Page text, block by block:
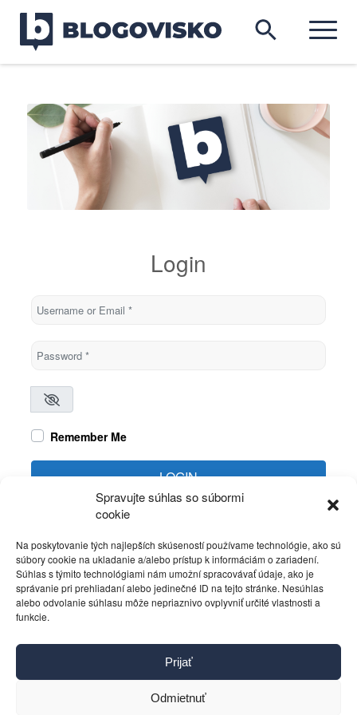
Spravujte súhlas so súbormi
cookie
Na poskytovanie tých najlepších skúseností používame technológie, ako sú
súbory cookie na ukladanie a/alebo prístup k informáciám o zariadení.
Súhlas s týmito technológiami nám umožní spracovávať údaje, ako je
správanie pri prehliadaní alebo jedinečné ID na tejto stránke. Nesúhlas
alebo odvolanie súhlasu môže nepriaznivo ovplyvniť určité vlastnosti a
funkcie.
Prijať
Odmietnuť
Login
Username or Email
Password*
Remember Me
LOGIN
Kontakt
Pravidlá používania